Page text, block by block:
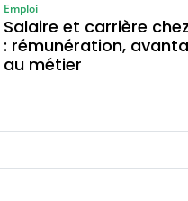
Salaire et carrière
: rémunération,
au métier
Emploi